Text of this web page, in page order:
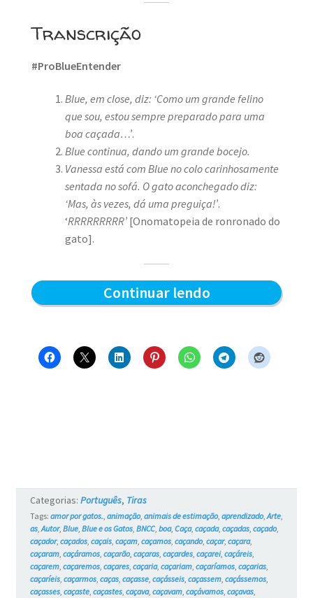
Transcrição
#ProBlueEntender
Blue, em close, diz: ‘Como um grande felino
que sou, estou sempre preparado para uma
boa caçada…’.
Blue continua, dando um grande bocejo.
Vanessa está com Blue no colo carinhosamente
sentada no sofá. O gato aconchegado diz:
‘Mas, às vezes, dá uma preguiça!’.
‘RRRRRRRRR’[Onomatopeia de ronronado do
gato].
Continuar lendoPreparado
caçada?
Gatos
#6
Categorias: Português, Tiras
Tags: amor por gatos., animação, animais de estimação, aprendizado,Arte,
as,Autor, Blue, Blue e os Gatos, BNCC, boa, Caça, caçada, caçadas, caçado,
caçador, caçados, caçais, caçam, caçamos, caçando, caçar, caçara,
caçaram, caçáramos, caçarão, caçaras, caçardes, caçarei, caçáreis,
caçarem, caçaremos, caçares, caçaria, caçariam, caçaríamos, caçarias,
caçaríeis, caçarmos, caças, caçasse, caçásseis, caçassem, caçássemos,
caçasses, caçaste, caçastes, caçava, caçavam, caçávamos, caçavas,